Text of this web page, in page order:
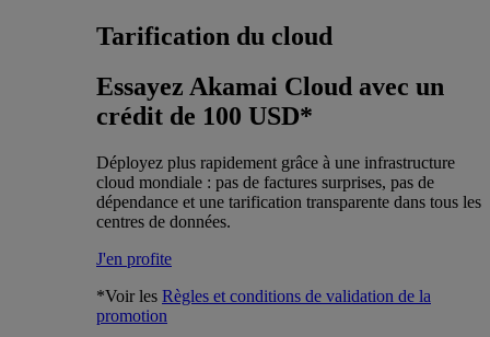
Tarification du cloud
Essayez Akamai Cloud avec un
crédit de 100 USD*
Déployez plus rapidement grâce à une infrastructure
cloud mondiale : pas de factures surprises, pas de
dépendance et une tarification transparente dans tous les
centres de données.
J'en profite
*Voir les Règles et conditions de validation de la
promotion